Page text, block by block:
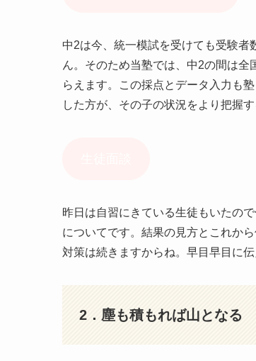
中2は今、統一模試を受けても受験
ん。そのため当塾では、中2の間は
らえます。この採点とデータ入力も
した方が、その子の状況をより把握
昨日は自習にきている生徒もいたの
についてです。結果の見方とこれか
対策は続きますからね。早目早目に伝
2．塵も積もれば山となる